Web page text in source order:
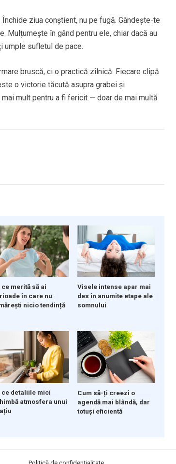
ziua conștient, nu pe fugă. Gândește-te
Mulțumește în gând pentru ele, chiar dacă au
umple sufletul de pace.
bruscă, ci o practică zilnică. Fiecare clipă
o victorie tăcută asupra grabei și
mult pentru a fi fericit — doar de mai multă
ce merită să ai
în care nu
nicio tendință
Visele intense apar mai
des în anumite etape ale
somnului
ce detaliile mici
atmosfera unui
Cum să-ți creezi o
agendă mai blândă, dar
totuși eficientă